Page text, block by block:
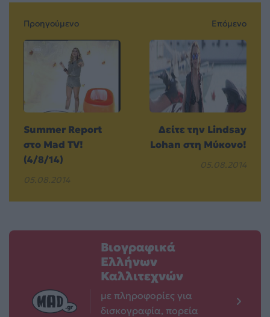
Προηγούμενο
Summer Report
στο Μad TV!
(4/8/14)
05.08.2014
Επόμενο
Δείτε την Lindsay
Lohan στη Μύκονο!
05.08.2014
Βιογραφικά
Ελλήνων
Καλλιτεχνών
με πληροφορίες για
δισκογραφία, πορεία